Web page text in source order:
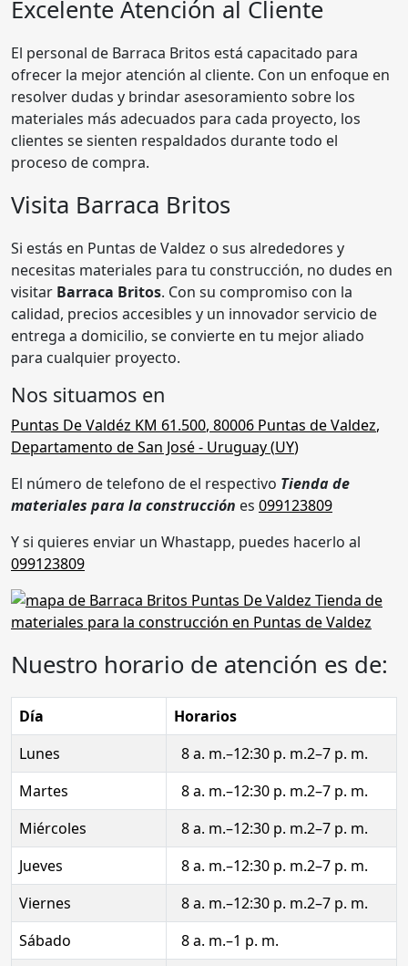
Excelente Atención al Cliente
El personal de Barraca Britos está capacitado para
ofrecer la mejor atención al cliente. Con un enfoque en
resolver dudas y brindar asesoramiento sobre los
materiales más adecuados para cada proyecto, los
clientes se sienten respaldados durante todo el
proceso de compra.
Visita Barraca Britos
Si estás en Puntas de Valdez o sus alrededores y
necesitas materiales para tu construcción, no dudes en
visitar Barraca Britos. Con su compromiso con la
calidad, precios accesibles y un innovador servicio de
entrega a domicilio, se convierte en tu mejor aliado
para cualquier proyecto.
Nos situamos en
Puntas De Valdéz KM 61.500, 80006 Puntas de Valdez,
Departamento de San José- Uruguay (UY)
El número de telefono de el respectivo Tienda de
materiales para la construcción es 099123809
Y si quieres enviar un Whastapp, puedes hacerlo al
099123809
Nuestro horario de atención es de:
Día
Horarios
Lunes
8 a. m.–12:30 p. m.2–7 p. m.
Martes
8 a. m.–12:30 p. m.2–7 p. m.
Miércoles
8 a. m.–12:30 p. m.2–7 p. m.
Jueves
8 a. m.–12:30 p. m.2–7 p. m.
Viernes
8 a. m.–12:30 p. m.2–7 p. m.
Sábado
8 a. m.–1 p. m.